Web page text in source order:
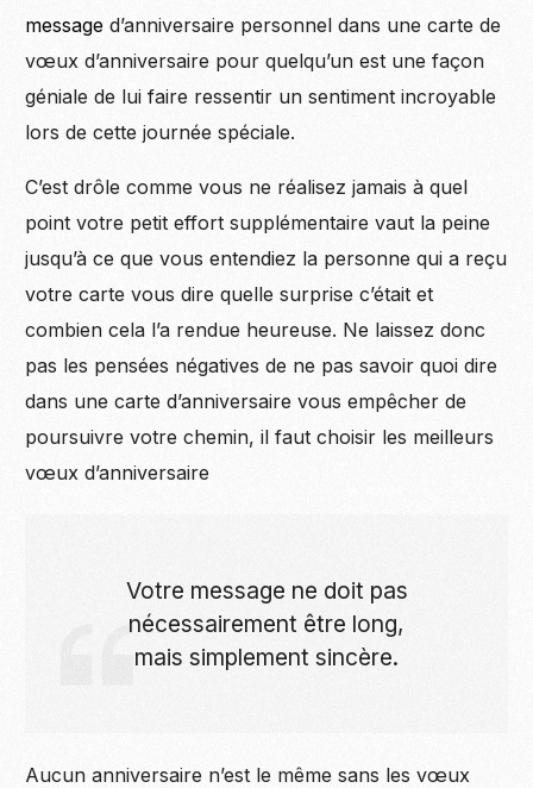
message d’anniversaire personnel dans une carte de
vœux d’anniversaire pour quelqu’un est une façon
géniale de lui faire ressentir un sentiment incroyable
lors de cette journée spéciale.
C’est drôle comme vous ne réalisez jamais à quel
point votre petit effort supplémentaire vaut la peine
jusqu’à ce que vous entendiez la personne qui a reçu
votre carte vous dire quelle surprise c’était et
combien cela l’a rendue heureuse. Ne laissez donc
pas les pensées négatives de ne pas savoir quoi dire
dans une carte d’anniversaire vous empêcher de
poursuivre votre chemin, il faut choisir les meilleurs
vœux d’anniversaire
Votre message ne doit pas
nécessairement être long,
mais simplement sincère.
Aucun anniversaire n’est le même sans les vœux